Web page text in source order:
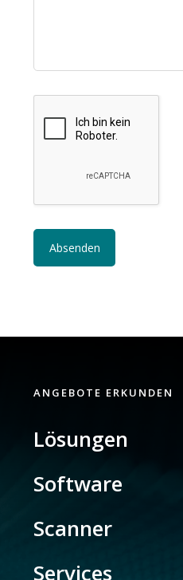
ANGEBOTE ERKUNDEN
Lösungen
Software
Scanner
Services